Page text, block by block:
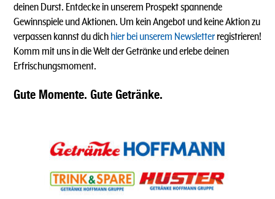
deinen Durst. Entdecke in unserem Prospekt spannende
Gewinnspiele und Aktionen. Um kein Angebot und keine Aktion zu
verpassen kannst du dich hier bei unserem Newsletter registrieren!
Komm mit uns in die Welt der Getränke und erlebe deinen
Erfrischungsmoment.
Gute Momente. Gute Getränke.